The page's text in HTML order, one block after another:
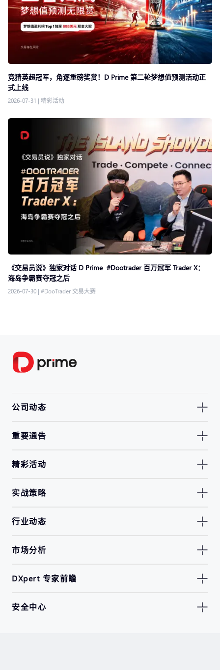
竞猜英超冠军，角逐重磅奖赏！D Prime 第二轮梦想值预测活动正
式上线
2026-07-31 | 精彩活动
《交易员说》独家对话 D Prime #Dootrader 百万冠军 Trader X：
海岛争霸赛夺冠之后
2026-07-30 | #DooTrader 交易大赛
公司动态
重要通告
精彩活动
实战策略
行业动态
市场分析
DXpert 专家前瞻
安全中心